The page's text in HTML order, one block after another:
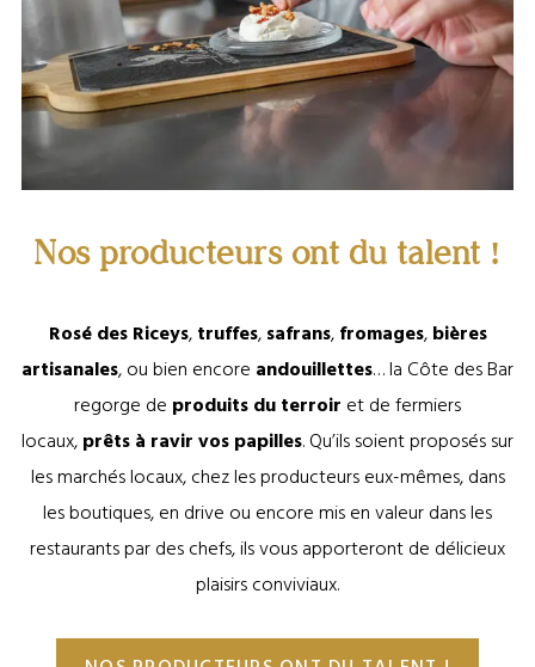
Nos producteurs ont du talent !
Rosé des Riceys,truffes,safrans,fromages,bières
artisanales, ou bien encore andouillettes… la Côte des Bar
regorge de produits du terroir et de fermiers
locaux,prêts à ravir vos papilles. Qu’ils soient proposés sur
les marchés locaux, chez les producteurs eux-mêmes, dans
les boutiques, en drive ou encore mis en valeur dans les
restaurants par des chefs, ils vous apporteront de délicieux
plaisirs conviviaux.